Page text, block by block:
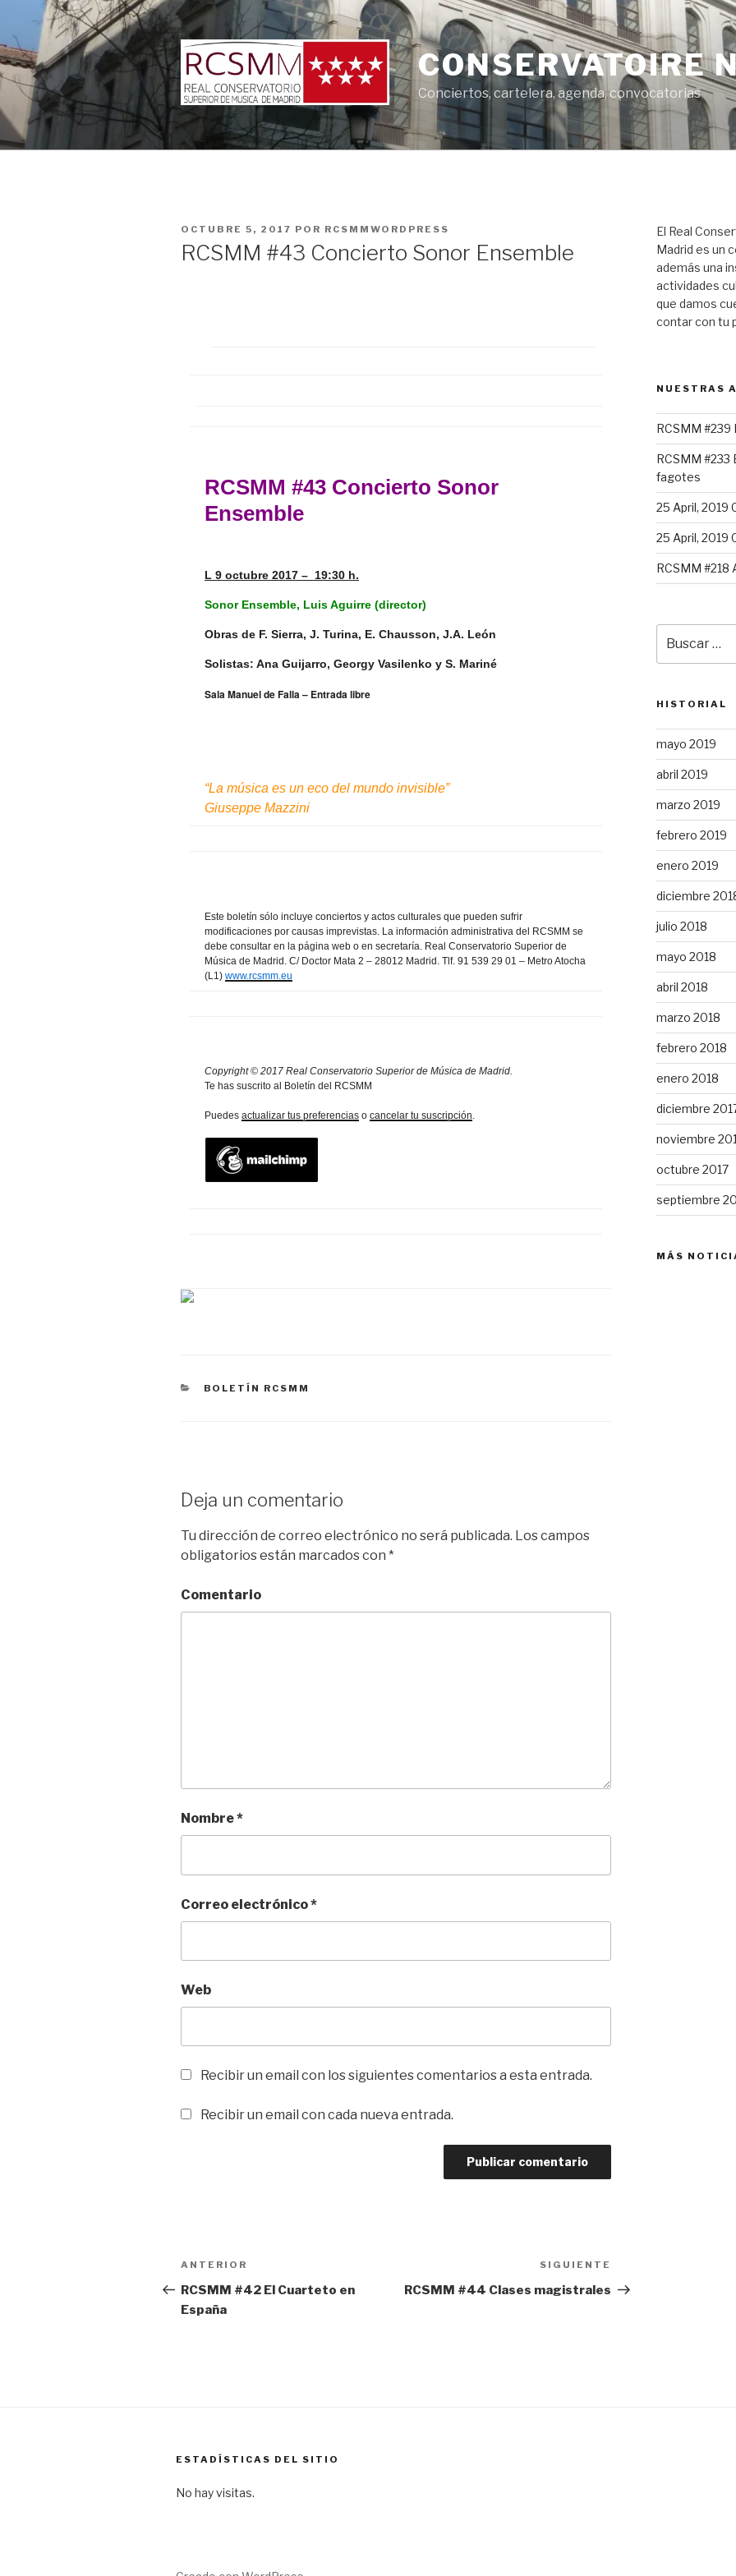
contenido
CONSERVATOIRE
Conciertos, cartelera, agenda, convocatorias
PUBLICADO
OCTUBRE 5, 2017 POR RCSMMWORDPRESS
RCSMM #43 Concierto Sonor Ensemble
RCSMM #43 Concierto Sonor
Ensemble
L 9 octubre 2017 – 19:30 h.
Sonor Ensemble, Luis Aguirre (director)
Obras de F. Sierra, J. Turina, E. Chausson, J.A. León
Solistas: Ana Guijarro, Georgy Vasilenko y S. Mariné
Sala Manuel de Falla – Entrada libre
“La música es un eco del mundo invisible”
Giuseppe Mazzini
Este boletín sólo incluye conciertos y actos culturales que pueden sufrir
modificaciones por causas imprevistas. La información administrativa del RCSMM se
debe consultar en la página web o en secretaría. Real Conservatorio Superior de
Música de Madrid. C/ Doctor Mata 2 – 28012 Madrid. Tlf. 91 539 29 01 – Metro Atocha
(L1) www.rcsmm.eu
Copyright © 2017 Real Conservatorio Superior de Música de Madrid.
Te has suscrito al Boletín del RCSMM
Puedes actualizar tus preferencias o cancelar tu suscripción.
CATEGORÍAS
BOLETÍN RCSMM
Deja un comentario
Tu dirección de correo electrónico no será publicada. Los campos
obligatorios están marcados con *
Comentario
Nombre*
Correo electrónico*
Web
Recibir un email con los siguientes comentarios a esta entrada.
Recibir un email con cada nueva entrada.
Navegación
de
entradas
Entrada
anterior:
ANTERIOR
RCSMM #42 El Cuarteto en
España
entrada
SIGUIENTE
RCSMM #44 Clases magistrales
El Real
Madrid es un
además una
actividades
que damos
contar con tu
NUESTRAS
RCSMM #239
RCSMM
fagotes
25 April, 2019
25 April, 2019
RCSMM #218
por:
HISTORIAL
mayo 2019
abril 2019
marzo 2019
febrero 2019
enero 2019
diciembre
julio 2018
mayo 2018
abril 2018
marzo 2018
febrero 2018
enero 2018
diciembre
noviembre
octubre 2017
septiembre
MÁS
ESTADÍSTICAS DEL SITIO
No hay visitas.